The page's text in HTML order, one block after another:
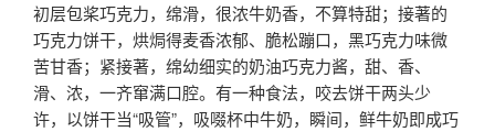
初层包桨巧克力，绵滑，很浓牛奶香，不算特甜；接著的
巧克力饼干，烘焗得麦香浓郁、脆松蹦口，黑巧克力味微
苦甘香；紧接著，绵幼细实的奶油巧克力酱，甜、香、
滑、浓，一齐窜满口腔。有一种食法，咬去饼干两头少
许，以饼干当“吸管”，吸啜杯中牛奶，瞬间，鲜牛奶即成巧